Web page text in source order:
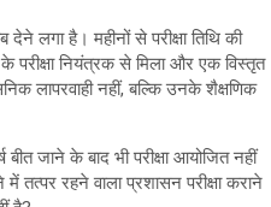
लगा है। महीनों से परीक्षा तिथि की
परीक्षा नियंत्रक से मिला और एक विस्तृत
लापरवाही नहीं, बल्कि उनके शैक्षणिक
जाने के बाद भी परीक्षा आयोजित नहीं
तत्पर रहने वाला प्रशासन परीक्षा कराने